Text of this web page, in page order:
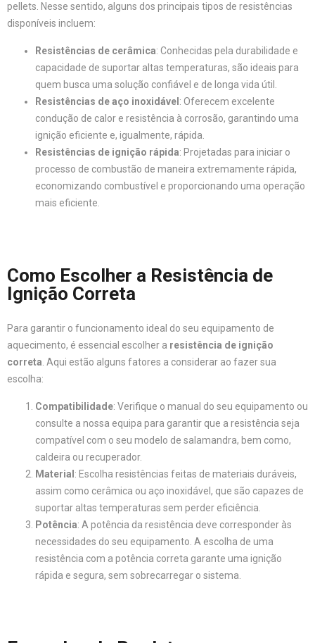
pellets. Nesse sentido, alguns dos principais tipos de resistências
disponíveis incluem:
Resistências de cerâmica: Conhecidas pela durabilidade e
capacidade de suportar altas temperaturas, são ideais para
quem busca uma solução confiável e de longa vida útil.
Resistências de aço inoxidável : Oferecem excelente
condução de calor e resistência à corrosão, garantindo uma
ignição eficiente e, igualmente, rápida.
Resistências de ignição rápida: Projetadas para iniciar o
processo de combustão de maneira extremamente rápida,
economizando combustível e proporcionando uma operação
mais eficiente.
Como Escolher a Resistência de
Ignição Correta
Para garantir o funcionamento ideal do seu equipamento de
aquecimento, é essencial escolher a resistência de ignição
correta . Aqui estão alguns fatores a considerar ao fazer sua
escolha:
Compatibilidade: Verifique o manual do seu equipamento ou
consulte a nossa equipa para garantir que a resistência seja
compatível com o seu modelo de salamandra, bem como,
caldeira ou recuperador.
Material : Escolha resistências feitas de materiais duráveis,
assim como cerâmica ou aço inoxidável, que são capazes de
suportar altas temperaturas sem perder eficiência.
Potência: A potência da resistência deve corresponder às
necessidades do seu equipamento. A escolha de uma
resistência com a potência correta garante uma ignição
rápida e segura, sem sobrecarregar o sistema.